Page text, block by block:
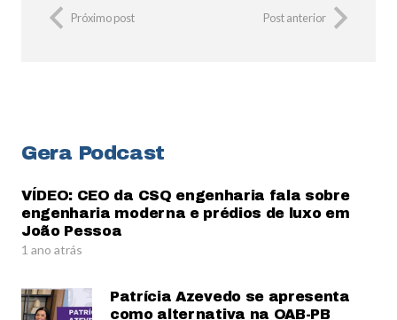
Próximo post Post anterior
Gera Podcast
VÍDEO: CEO da CSQ engenharia fala sobre
engenharia moderna e prédios de luxo em
João Pessoa
1 ano atrás
Patrícia Azevedo se apresenta
como alternativa na OAB-PB